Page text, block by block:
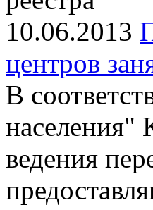
10.06.2013
центров
В
населения"
ведения